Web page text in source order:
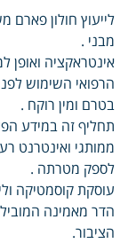
לייעוץ חולון פארם
מבני .
אינטראקציה ואופן
הרפואי השימוש
בטרם ומין רוקח .
תחליף זה במידע
ממותגי ואינטרנט
לספק מטרתה .
עוסקת קוסמטיקה
הדר מאמינה
הציבור.